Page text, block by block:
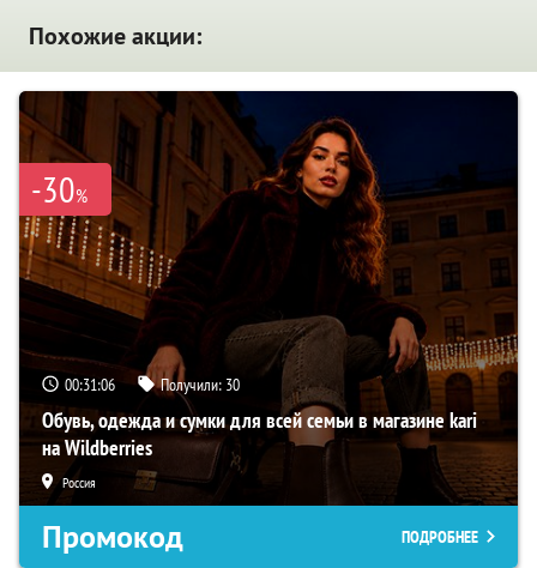
Похожие акции:
-30%
00:31:05 Получили: 30
Обувь, одежда и сумки для всей семьи в магазине kari
на Wildberries
Россия
Промокод ПОДРОБНЕЕ